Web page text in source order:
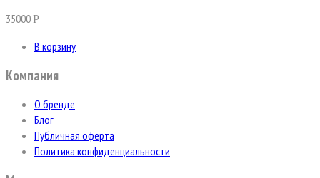
35000Р
В корзину
Компания
О бренде
Блог
Публичная оферта
Политика конфиденциальности